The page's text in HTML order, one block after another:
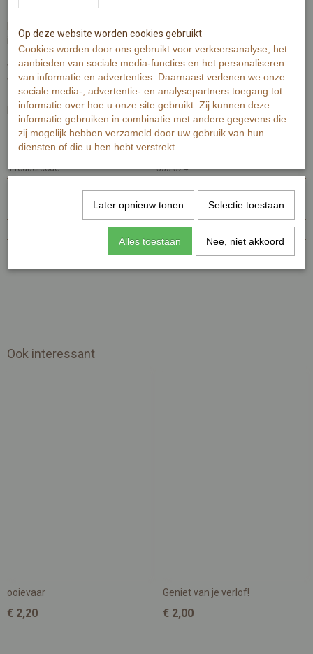
is, waar je herinneringen in bewaard en dichtbij je houdt.
Wenskaart is gedrukt op ca. 320 grams warmwit papier.
Wenskaart bevat rechte hoeken.
De Illustratie is gemaakt met aquarelverf en zwarte inkt.
Specificaties
Productcode 533-524
7448108514556
Productcode leverancier MI533
15 x 10 x 0 cm
Ook interessant
ooievaar
€ 2,20
Geniet van je verlof!
€ 2,00
Op deze website worden cookies gebruikt
Cookies worden door ons gebruikt voor verkeersanalyse, het
aanbieden van sociale media-functies en het personaliseren
van informatie en advertenties. Daarnaast verlenen we onze
sociale media-, advertentie- en analysepartners toegang tot
informatie over hoe u onze site gebruikt. Zij kunnen deze
informatie gebruiken in combinatie met andere gegevens die
zij mogelijk hebben verzameld door uw gebruik van hun
diensten of die u hen hebt verstrekt.
Later opnieuw tonen Selectie toestaan
Alles toestaan Nee, niet akkoord